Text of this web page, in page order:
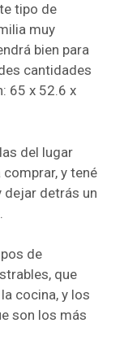
tipo de
muy
bien para
cantidades
65 x 52.6 x
del lugar
y tené
dejar detrás un
de
que
cocina, y los
son los más